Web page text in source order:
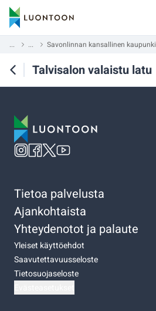
... ...
Talvisalon valaistu latu
Tietoa palvelusta
Ajankohtaista
Yhteydenotot ja palaute
Yleiset käyttöehdot
Saavutettavuusseloste
Tietosuojaseloste